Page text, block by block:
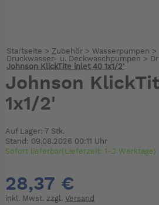
Startseite > Zubehör> Wasserpumpen >
Druckwasser- u. Deckwaschpumpen >
Johnson KlickTite inlet 40 1x1/2'
Johnson
1x1/2'
Auf Lager: 7 Stk.
Stand: 09.08.2026 00:11 Uhr
Sofort lieferbar(Lieferzeit: 1-3 Werktage)
28,37 €
inkl. Mwst. zzgl. Versand